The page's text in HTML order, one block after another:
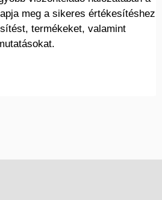
meg a sikeres értékesítéshez
termékeket, valamint